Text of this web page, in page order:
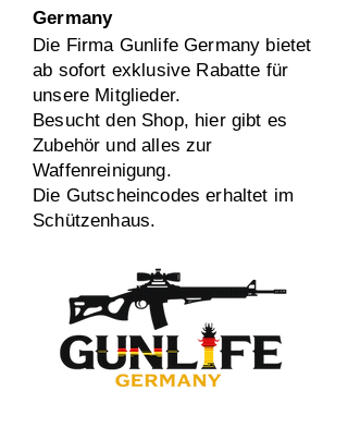
Germany
Die Firma Gunlife Germany bietet
ab sofort exklusive Rabatte für
unsere Mitglieder.
Besucht den Shop, hier gibt es
Zubehör und alles zur
Waffenreinigung.
Die Gutscheincodes erhaltet im
Schützenhaus.